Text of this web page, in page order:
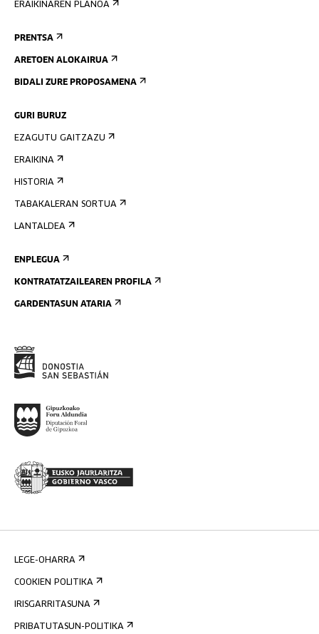
ERAIKINAREN PLANOA
PRENTSA
ARETOEN ALOKAIRUA
BIDALI ZURE PROPOSAMENA
GURI BURUZ
EZAGUTU GAITZAZU
ERAIKINA
HISTORIA
TABAKALERAN SORTUA
LANTALDEA
ENPLEGUA
KONTRATATZAILEAREN PROFILA
GARDENTASUN ATARIA
LEGE-OHARRA
COOKIEN POLITIKA
IRISGARRITASUNA
PRIBATUTASUN-POLITIKA